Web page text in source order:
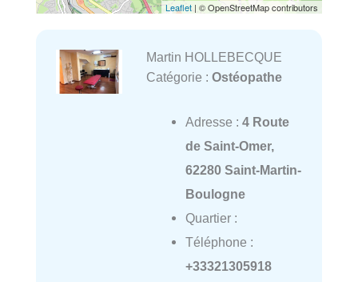
Leaflet | © OpenStreetMap contributors
Martin HOLLEBECQUE
Catégorie : Ostéopathe
Adresse : 4 Route
de Saint-Omer,
62280 Saint-Martin-
Boulogne
Quartier :
Téléphone :
+33321305918